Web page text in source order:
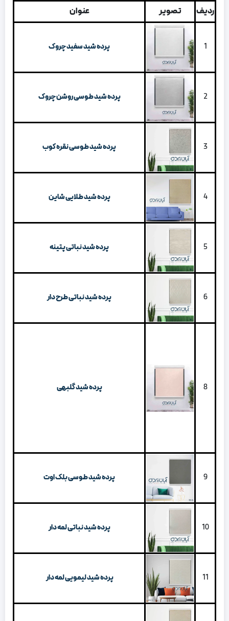
ردیف تصویر عنوان
1 پرده شید سفید چروک
2 پرده شید طوسی روشن چروک
3 پرده شید طوسی نقره کوب
4 پرده شید طلایی شاین
5 پرده شید نباتی پتینه
6 پرده شید نباتی طرح دار
8 پرده شید گلبهی
9 پرده شید طوسی بلک اوت
10 پرده شید نباتی لمه دار
11 پرده شید لیمویی لمه دار